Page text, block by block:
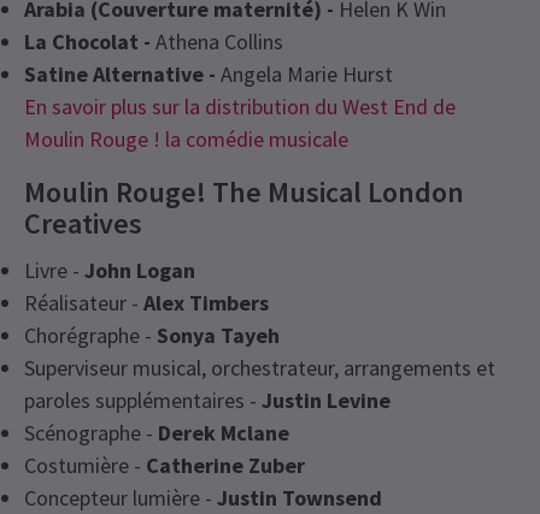
Arabia (Couverture maternité) - Helen K Win
La Chocolat - Athena Collins
Satine Alternative - Angela Marie Hurst
En savoir plus sur la distribution du West End de
Moulin Rouge ! la comédie musicale
Moulin Rouge! The Musical London
Creatives
Livre - John Logan
Réalisateur - Alex Timbers
Chorégraphe - Sonya Tayeh
Superviseur musical, orchestrateur, arrangements et
paroles supplémentaires - Justin Levine
Scénographe - Derek Mclane
Costumière - Catherine Zuber
Concepteur lumière - Justin Townsend